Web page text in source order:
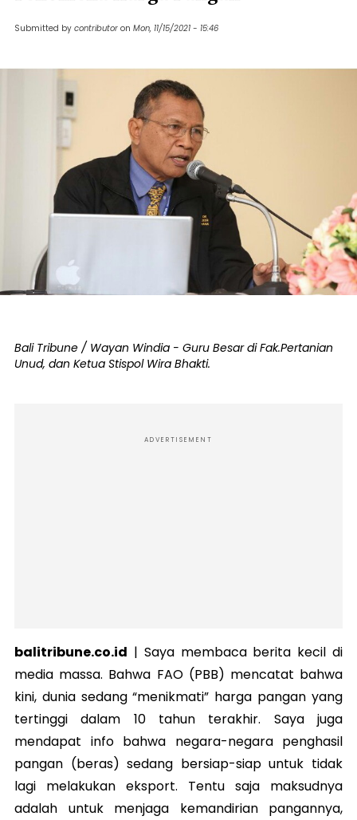
Submitted by contributor on Mon, 11/15/2021 - 15:46
Bali Tribune / Wayan Windia - Guru Besar di Fak.Pertanian
Unud, dan Ketua Stispol Wira Bhakti.
ADVERTISEMENT
balitribune.co.id | Saya membaca berita kecil di
media massa. Bahwa FAO (PBB) mencatat bahwa
kini, dunia sedang “menikmati” harga pangan yang
tertinggi dalam 10 tahun terakhir. Saya juga
mendapat info bahwa negara-negara penghasil
pangan (beras) sedang bersiap-siap untuk tidak
lagi melakukan eksport. Tentu saja maksudnya
adalah untuk menjaga kemandirian pangannya,